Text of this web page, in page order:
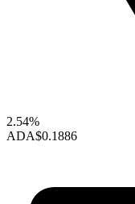
2.54%
ADA$0.1886